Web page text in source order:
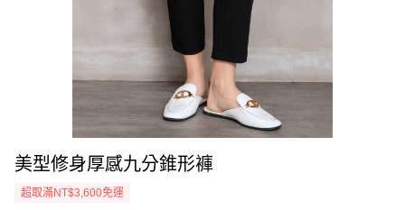
美型修身厚感九分錐形褲
超取滿NT$3,600免運